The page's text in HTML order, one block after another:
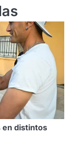
en distintos